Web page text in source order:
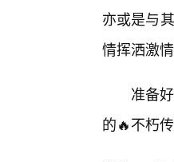
亦或是与
情挥洒激
准备
的🔥不朽传